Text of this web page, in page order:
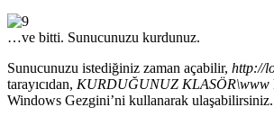
…ve bitti. Sunucunuzu kurdunuz.
Sunucunuzu istediğiniz zaman açabilir, http://
tarayıcıdan, KURDUĞUNUZ KLASÖR\www
Windows Gezgini’ni kullanarak ulaşabilirsiniz.